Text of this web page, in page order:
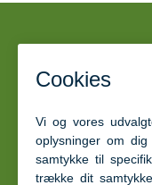
Nørreagervej 20
6360 Tinglev
Tlf: 7376 8814